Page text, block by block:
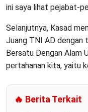
ini saya lihat pejabat-
Selanjutnya, Kasad
Juang TNI AD dengan
Bersatu Dengan Alam
pertahanan kita, yaitu
🔥 Berita Terkait